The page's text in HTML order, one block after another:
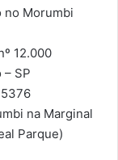
no Morumbi
12.000
– SP
na Marginal
Parque)